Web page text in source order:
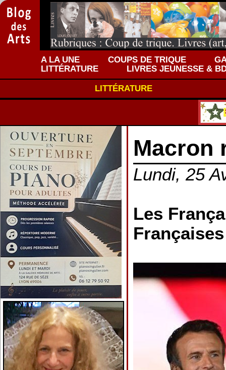
A LA UNE COUPS DE TRIQUE
LITTÉRATURE
LIVRES JEUNESSE &
LITTÉRATURE
Macron
Lundi, 25
Les